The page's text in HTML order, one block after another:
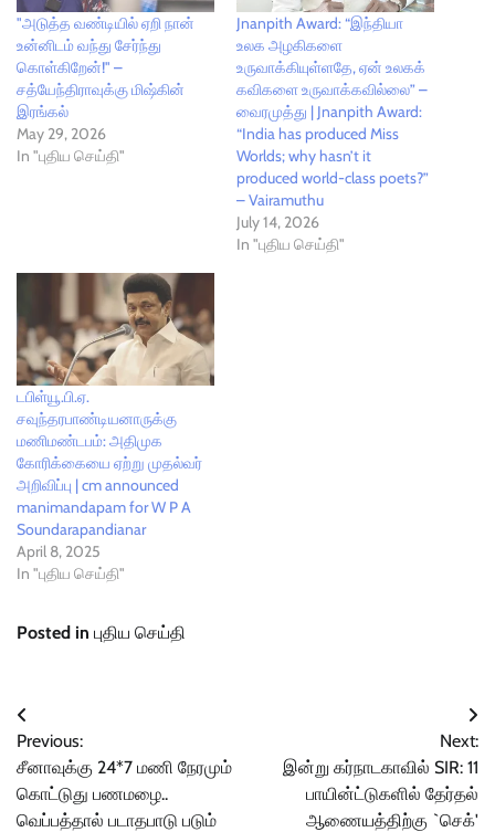
"அடுத்த வண்டியில் ஏறி நான்
உன்னிடம் வந்து சேர்ந்து
கொள்கிறேன்!" –
சத்யேந்திராவுக்கு மிஷ்கின்
இரங்கல்
May 29, 2026
In "புதிய செய்தி"
Jnanpith Award: “இந்தியா
உலக அழகிகளை
உருவாக்கியுள்ளதே, ஏன் உலகக்
கவிகளை உருவாக்கவில்லை” –
வைரமுத்து | Jnanpith Award:
“India has produced Miss
Worlds; why hasn’t it
produced world-class poets?”
– Vairamuthu
July 14, 2026
In "புதிய செய்தி"
டபிள்யூ.பி.ஏ.
சவுந்தரபாண்டியனாருக்கு
மணிமண்டபம்: அதிமுக
கோரிக்கையை ஏற்று முதல்வர்
அறிவிப்பு | cm announced
manimandapam for W P A
Soundarapandianar
April 8, 2025
In "புதிய செய்தி"
Posted in புதிய செய்தி
Post
navigation
Previous:
சீனாவுக்கு 24*7 மணி நேரமும்
கொட்டுது பணமழை..
வெப்பத்தால் படாதபாடு படும்
Next:
இன்று கர்நாடகாவில் SIR: 11
பாயின்ட்டுகளில் தேர்தல்
ஆணையத்திற்கு `செக்'